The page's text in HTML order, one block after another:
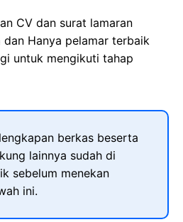
CV dan surat lamaran
Hanya pelamar terbaik
untuk mengikuti tahap
berkas beserta
lainnya sudah di
sebelum menekan
ini.